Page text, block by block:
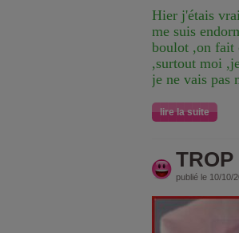
Hier j'étais
me suis
boulot ,on fait
,surtout moi
je ne vais pas
lire la suite
publié le 10/10/